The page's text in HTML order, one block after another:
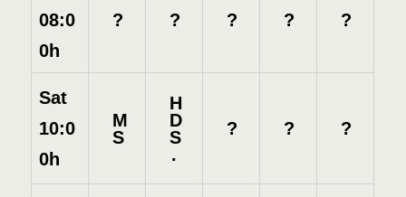
08:0
0h
? ? ? ? ?
Sat
10:0
0h
M
S
H
D
S
.
? ? ?